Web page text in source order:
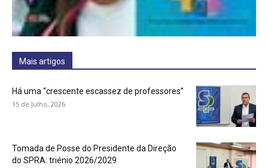
Mais artigos
Há uma “crescente escassez de professores”
15 de Julho, 2026
Tomada de Posse do Presidente da Direção
do SPRA: triénio 2026/2029